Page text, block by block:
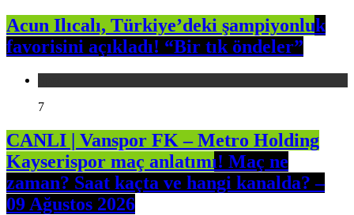
Acun Ilıcalı, Türkiye’deki şampiyonluk
favorisini açıkladı! “Bir tık öndeler”
7
CANLI | Vanspor FK – Metro Holding
Kayserispor maç anlatımı! Maç ne
zaman? Saat kaçta ve hangi kanalda? –
09 Ağustos 2026